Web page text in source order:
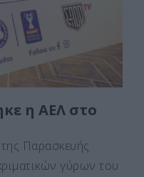
η ΑΕΛ στο
Παρασκευής
γύρων του